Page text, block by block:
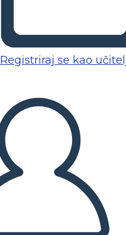
Registriraj se kao